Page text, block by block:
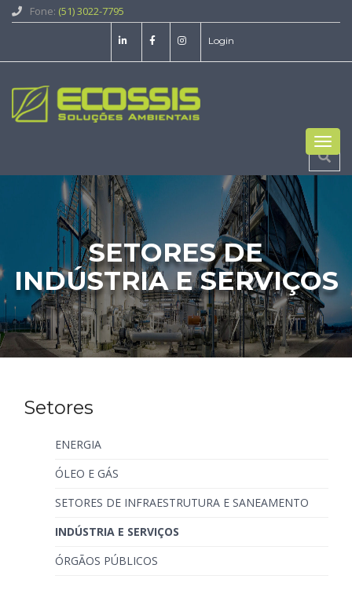
Fone: (51) 3022-7795
Login
SETORES DE
INDÚSTRIA E SERVIÇOS
Setores
ENERGIA
ÓLEO E GÁS
SETORES DE INFRAESTRUTURA E SANEAMENTO
INDÚSTRIA E SERVIÇOS
ÓRGÃOS PÚBLICOS